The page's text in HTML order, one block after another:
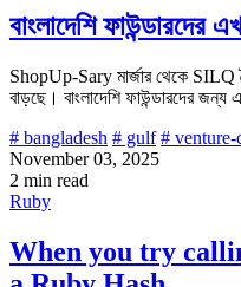
বাংলাদেশি ফাউন্ডারদের
ShopUp-Sary মার্জার থেকে SILQ
বাড়ছে। বাংলাদেশি ফাউন্ডারদের জন্য
# bangladesh # gulf # venture-
November 03, 2025
2 min read
Ruby
When you try